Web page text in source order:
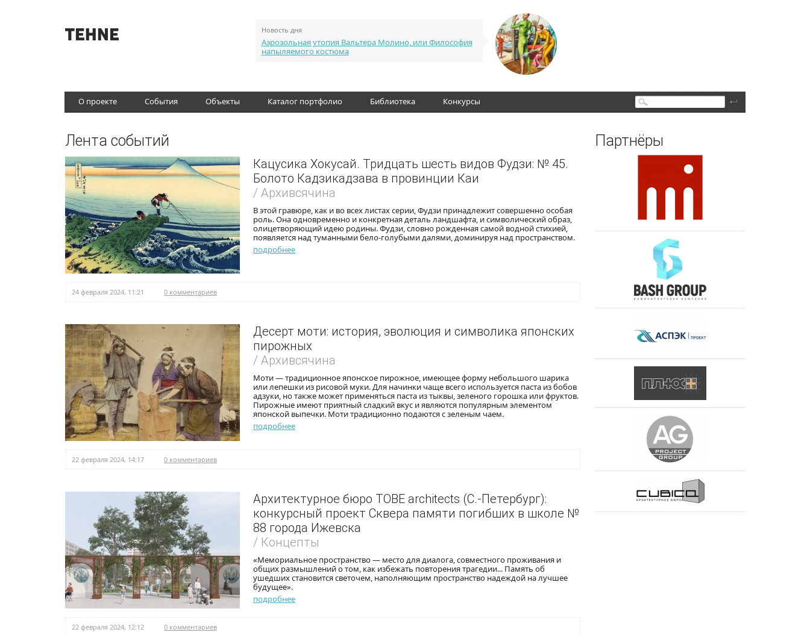
Новость дня
Аэрозольная утопия Вальтера Молино, или Философия
напыляемого костюма
О проекте События Объекты Каталог портфолио Библиотека Конкурсы Поиск
Лента событий
Кацусика Хокусай. Тридцать шесть видов Фудзи: № 45.
Болото Кадзикадзава в провинции Каи
/ Архивсячина
В этой гравюре, как и во всех листах серии, Фудзи принадлежит совершенно особая
роль. Она одновременно и конкретная деталь ландшафта, и символический образ,
олицетворяющий идею родины. Фудзи, словно рожденная самой водной стихией,
появляется над туманными бело-голубыми далями, доминируя над пространством.
подробнее
24 февраля 2024, 11:21 0 комментариев
Десерт моти: история, эволюция и символика японских
пирожных
/ Архивсячина
Моти — традиционное японское пирожное, имеющее форму небольшого шарика
или лепешки из рисовой муки. Для начинки чаще всего используется паста из бобов
адзуки, но также может применяться паста из тыквы, зеленого горошка или фруктов.
Пирожные имеют приятный сладкий вкус и являются популярным элементом
японской выпечки. Моти традиционно подаются с зеленым чаем.
подробнее
22 февраля 2024, 14:17 0 комментариев
Архитектурное бюро TOBE architects (С.-Петербург):
конкурсный проект Сквера памяти погибших в школе №
88 города Ижевска
/ Концепты
«Мемориальное пространство — место для диалога, совместного проживания и
общих размышлений о том, как избежать повторения трагедии... Память об
ушедших становится светочем, наполняющим пространство надеждой на лучшее
будущее».
подробнее
22 февраля 2024, 12:12 0 комментариев
Партнёры